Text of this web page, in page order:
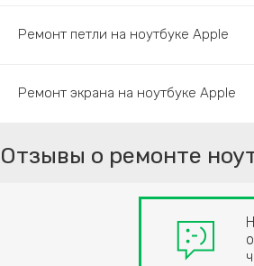
Ремонт петли на ноутбуке Apple
Ремонт экрана на ноутбуке Apple
Отзывы о ремонте